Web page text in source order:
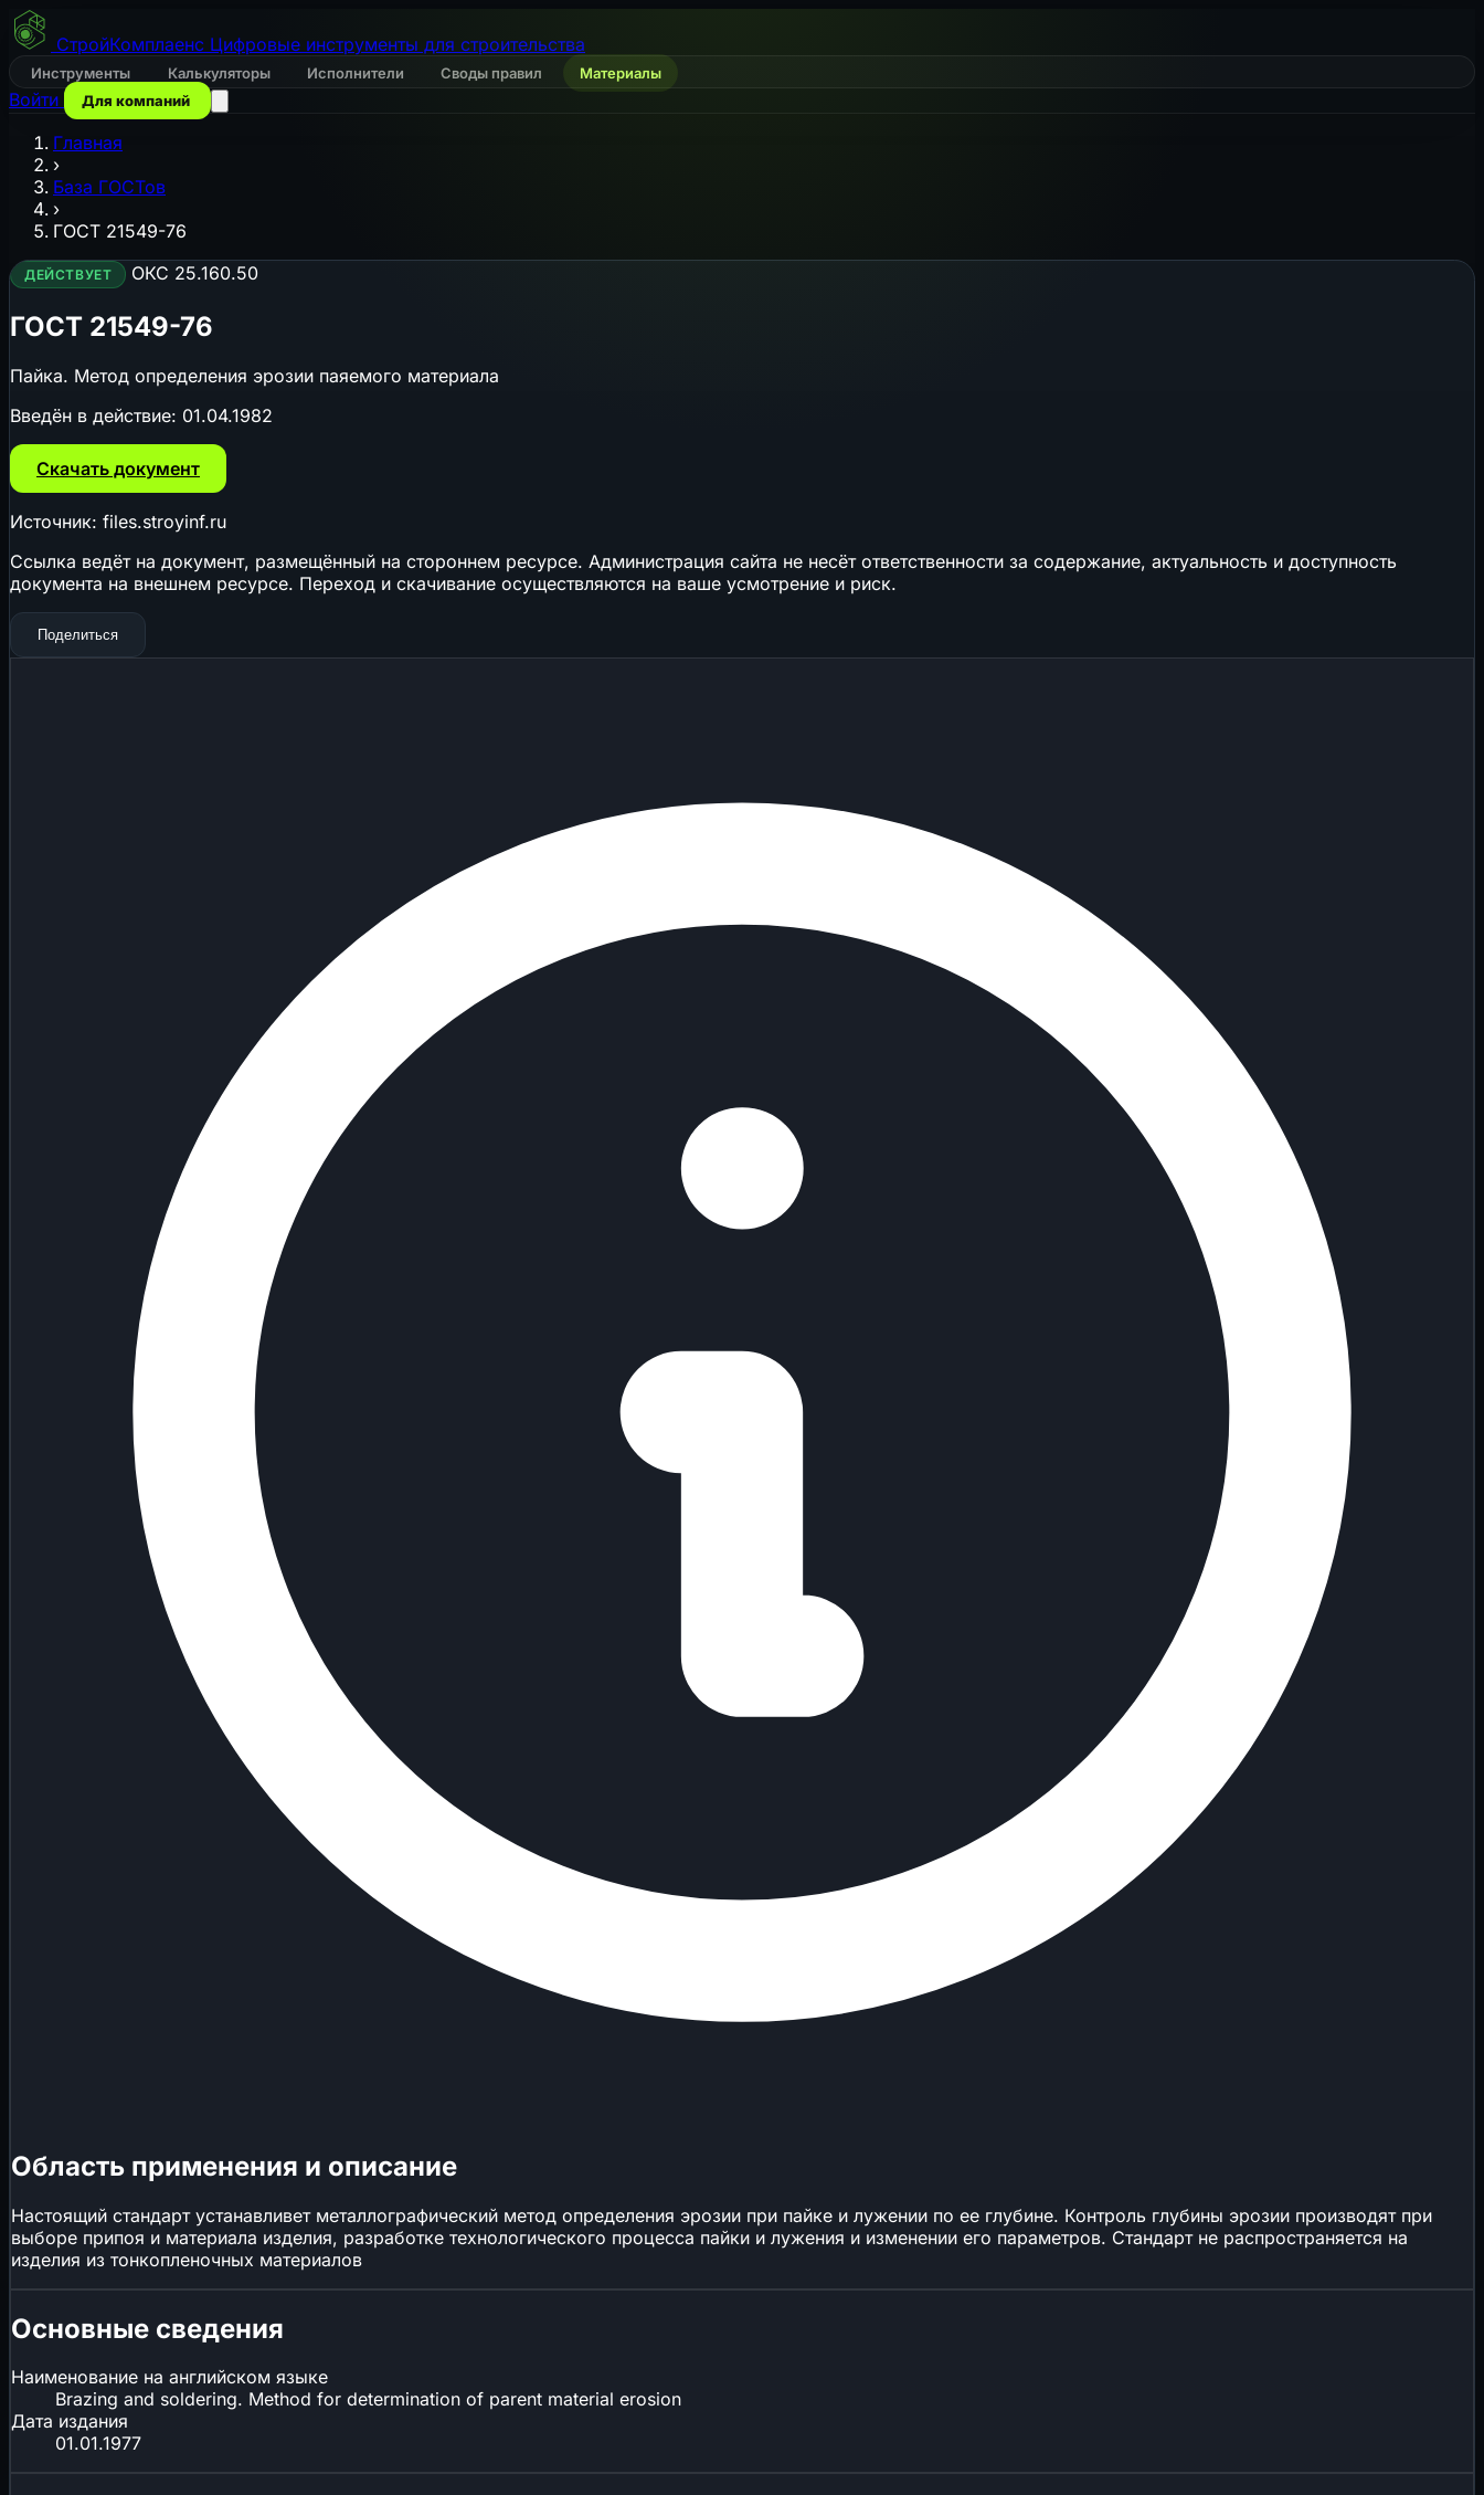
СтройКомплаенс Цифровые инструменты для строительства
Инструменты Калькуляторы Исполнители Своды правил Материалы
Войти Для компаний
Главная
›
База ГОСТов
›
ГОСТ 21549-76
ДЕЙСТВУЕТ ОКС 25.160.50
ГОСТ 21549-76
Пайка. Метод определения эрозии паяемого материала
Введён в действие: 01.04.1982
Скачать документ
Источник: files.stroyinf.ru
Ссылка ведёт на документ, размещённый на стороннем ресурсе. Администрация сайта не несёт ответственности за содержание, актуальность и доступность
документа на внешнем ресурсе. Переход и скачивание осуществляются на ваше усмотрение и риск.
Поделиться
Область применения и описание
Настоящий стандарт устанавливет металлографический метод определения эрозии при пайке и лужении по ее глубине. Контроль глубины эрозии производят при
выборе припоя и материала изделия, разработке технологического процесса пайки и лужения и изменении его параметров. Стандарт не распространяется на
изделия из тонкопленочных материалов
Основные сведения
Наименование на английском языке
Brazing and soldering. Method for determination of parent material erosion
Дата издания
01.01.1977